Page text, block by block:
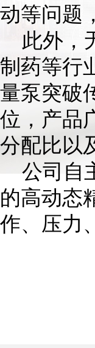
动等问题
此外，
制药等行
量泵突破
位，产品
分配比以
公司自主
的高动态
作、压力